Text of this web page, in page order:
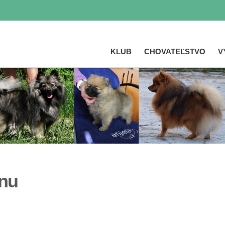
Skočiť
na
hlavný
obsah
KLUB CHOVATEĽSTVO